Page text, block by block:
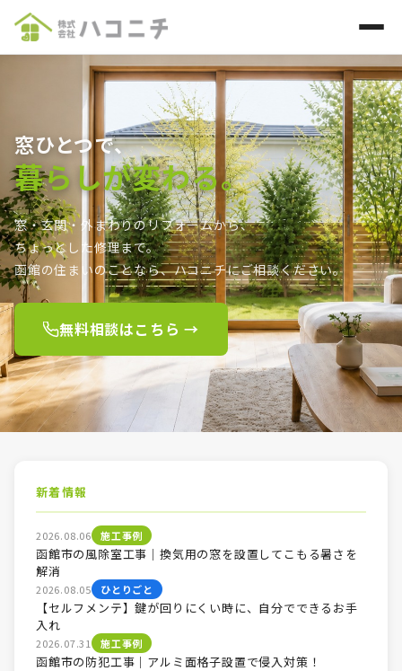
ホーム
施工メニュー
施工事例
お知らせ
会社案内
お問い合わせ
窓ひとつで、
暮らしが変わる。
窓・玄関・外まわりのリフォームから、
ちょっとした修理まで。
函館の住まいのことなら、ハコニチにご相談ください。
無料相談はこちら →
新着情報
2026.08.06 施工事例
函館市の風除室工事｜換気用の窓を設置してこもる暑さを
解消
2026.08.05 ひとりごと
【セルフメンテ】鍵が回りにくい時に、自分でできるお手
入れ
2026.07.31 施工事例
函館市の防犯工事｜アルミ面格子設置で侵入対策！